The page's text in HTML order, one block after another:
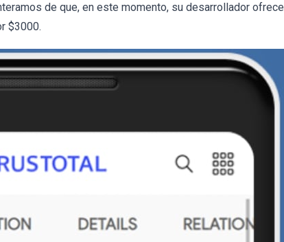
de que, en este momento, su desarrollador ofrece
$3000.